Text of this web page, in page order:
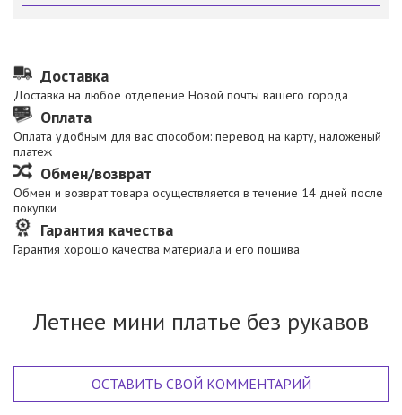
Доставка
Доставка на любое отделение Новой почты вашего города
Оплата
Оплата удобным для вас способом: перевод на карту, наложеный
платеж
Обмен/возврат
Обмен и возврат товара осуществляется в течение 14 дней после
покупки
Гарантия качества
Гарантия хорошо качества материала и его пошива
Летнее мини платье без рукавов
ОСТАВИТЬ СВОЙ КОММЕНТАРИЙ